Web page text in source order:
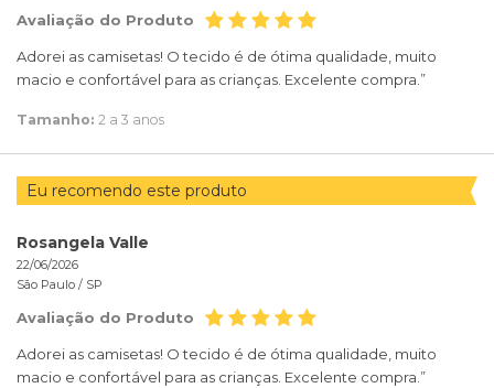
Avaliação do Produto
Adorei as camisetas! O tecido é de ótima qualidade, muito
macio e confortável para as crianças. Excelente compra.”
Tamanho: 2 a 3 anos
Eu recomendo este produto
Rosangela Valle
22/06/2026
São Paulo / SP
Avaliação do Produto
Adorei as camisetas! O tecido é de ótima qualidade, muito
macio e confortável para as crianças. Excelente compra.”